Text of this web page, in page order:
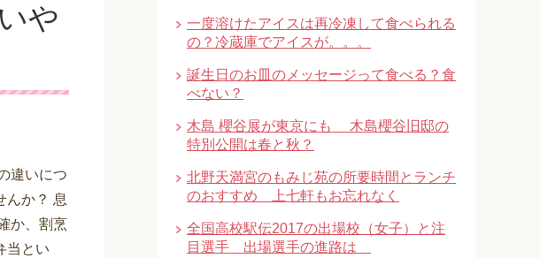
や
違いにつ
んか？ 息
か、割烹
当とい
一度溶けたアイスは再冷凍して食べられる
の？冷蔵庫でアイスが。。。
誕生日のお皿のメッセージって食べる？食
べない？
木島 櫻谷展が東京にも 木島櫻谷旧邸の
特別公開は春と秋？
北野天満宮のもみじ苑の所要時間とランチ
のおすすめ 上七軒もお忘れなく
全国高校駅伝2017の出場校（女子）と注
目選手 出場選手の進路は